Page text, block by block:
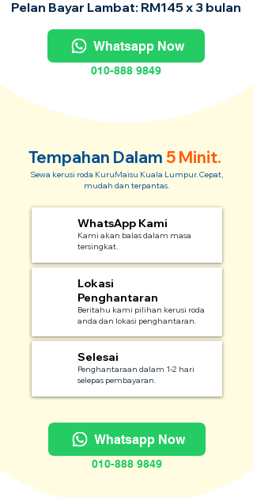
Pelan Bayar Lambat: RM145 x 3 bulan
Whatsapp Now
010-888 9849
Tempahan Dalam 5 Minit.
Sewa kerusi roda KuruMaisu Kuala Lumpur. Cepat,
mudah dan terpantas.
WhatsApp Kami
Kami akan balas dalam masa
tersingkat.
Lokasi
Penghantaran
Beritahu kami pilihan kerusi roda
anda dan lokasi penghantaran.
Selesai
Penghantaraan dalam 1-2 hari
selepas pembayaran.
Whatsapp Now
010-888 9849